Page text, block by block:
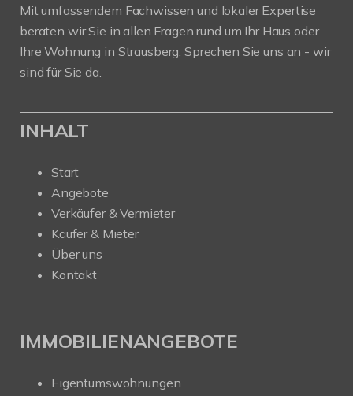
Mit umfassendem Fachwissen und lokaler Expertise
beraten wir Sie in allen Fragen rund um Ihr Haus oder
Ihre Wohnung in Strausberg. Sprechen Sie uns an - wir
sind für Sie da.
INHALT
Start
Angebote
Verkäufer & Vermieter
Käufer & Mieter
Über uns
Kontakt
IMMOBILIENANGEBOTE
Eigentumswohnungen